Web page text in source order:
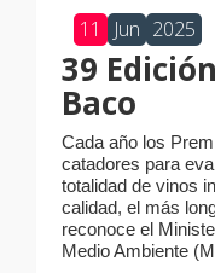
11 Jun 2025
39
Baco
Cada año los
catadores para
totalidad de vinos
calidad, el más
reconoce el
Medio Ambiente